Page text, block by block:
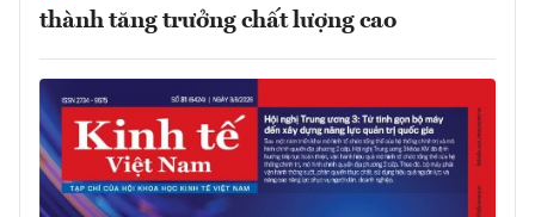
thành tăng trưởng chất lượng cao